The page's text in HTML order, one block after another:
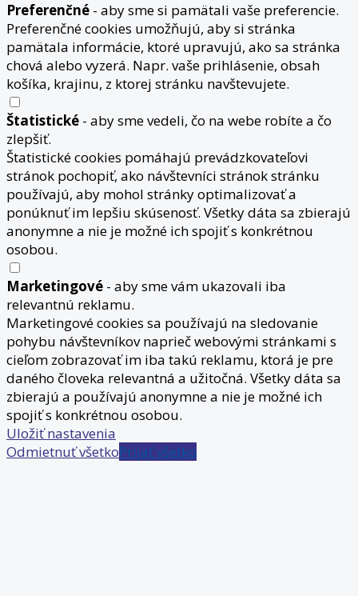
Preferenčné - aby sme si pamätali vaše preferencie.
Preferenčné cookies umožňujú, aby si stránka
pamätala informácie, ktoré upravujú, ako sa stránka
chová alebo vyzerá. Napr. vaše prihlásenie, obsah
košíka, krajinu, z ktorej stránku navštevujete.
Štatistické - aby sme vedeli, čo na webe robíte a čo
zlepšiť.
Štatistické cookies pomáhajú prevádzkovateľovi
stránok pochopiť, ako návštevníci stránok stránku
používajú, aby mohol stránky optimalizovať a
ponúknuť im lepšiu skúsenosť. Všetky dáta sa zbierajú
anonymne a nie je možné ich spojiť s konkrétnou
osobou.
Marketingové - aby sme vám ukazovali iba
relevantnú reklamu.
Marketingové cookies sa používajú na sledovanie
pohybu návštevníkov naprieč webovými stránkami s
cieľom zobrazovať im iba takú reklamu, ktorá je pre
daného človeka relevantná a užitočná. Všetky dáta sa
zbierajú a používajú anonymne a nie je možné ich
spojiť s konkrétnou osobou.
Uložiť nastavenia
Odmietnuť všetkoPrijať všetko